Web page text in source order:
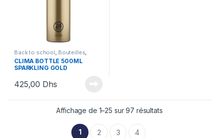
Back to school Bouteilles
Bouteilles et Lunchbox
CLIMA BOTTLE 500ML
SPARKLING GOLD
425,00 Dhs
Affichage de 1–25 sur 97 résultats
1 2 3 4